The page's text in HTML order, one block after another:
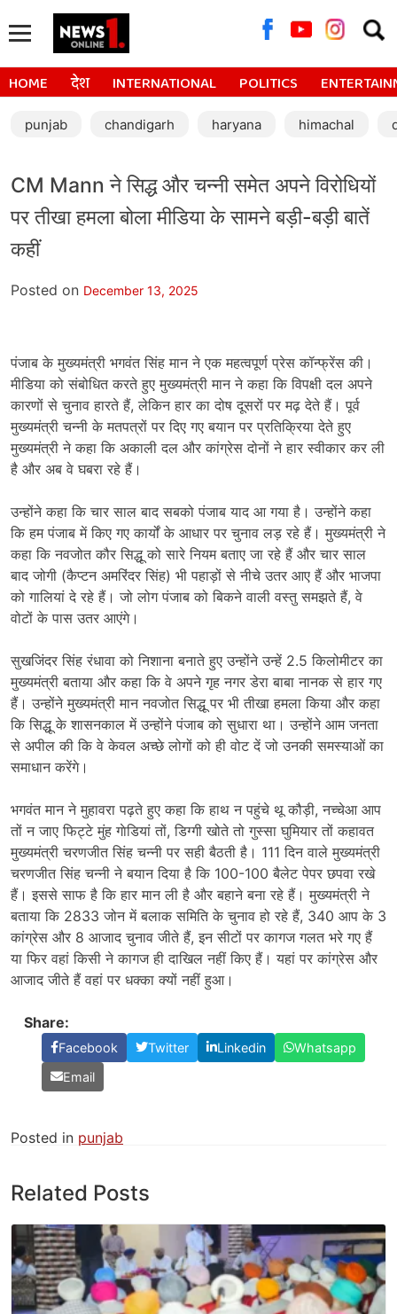
for:
HOME देश INTERNATIONAL POLITICS
punjab chandigarh haryana himachal
CM Mann ने सिद्ध और चन्नी समेत अपने विरोधियों
पर तीखा हमला बोला मीडिया के सामने बड़ी-बड़ी बातें
कहीं
Posted on December 13, 2025
पंजाब के मुख्यमंत्री भगवंत सिंह मान ने एक महत्वपूर्ण प्रेस कॉन्फ्रेंस की।
मीडिया को संबोधित करते हुए मुख्यमंत्री मान ने कहा कि विपक्षी दल अपने
कारणों से चुनाव हारते हैं, लेकिन हार का दोष दूसरों पर मढ़ देते हैं। पूर्व
मुख्यमंत्री चन्नी के मतपत्रों पर दिए गए बयान पर प्रतिक्रिया देते हुए
मुख्यमंत्री ने कहा कि अकाली दल और कांग्रेस दोनों ने हार स्वीकार कर ली
है और अब वे घबरा रहे हैं।
उन्होंने कहा कि चार साल बाद सबको पंजाब याद आ गया है। उन्होंने कहा
कि हम पंजाब में किए गए कार्यों के आधार पर चुनाव लड़ रहे हैं। मुख्यमंत्री ने
कहा कि नवजोत कौर सिद्धू को सारे नियम बताए जा रहे हैं और चार साल
बाद जोगी (कैप्टन अमरिंदर सिंह) भी पहाड़ों से नीचे उतर आए हैं और भाजपा
को गालियां दे रहे हैं। जो लोग पंजाब को बिकने वाली वस्तु समझते हैं, वे
वोटों के पास उतर आएंगे।
सुखजिंदर सिंह रंधावा को निशाना बनाते हुए उन्होंने उन्हें 2.5 किलोमीटर का
मुख्यमंत्री बताया और कहा कि वे अपने गृह नगर डेरा बाबा नानक से हार गए
हैं। उन्होंने मुख्यमंत्री मान नवजोत सिद्धू पर भी तीखा हमला किया और कहा
कि सिद्धू के शासनकाल में उन्होंने पंजाब को सुधारा था। उन्होंने आम जनता
से अपील की कि वे केवल अच्छे लोगों को ही वोट दें जो उनकी समस्याओं का
समाधान करेंगे।
भगवंत मान ने मुहावरा पढ़ते हुए कहा कि हाथ न पहुंचे थू कौड़ी, नच्चेआ आप
तों न जाए फिट्टे मुंह गाेडियां तों, डिग्गी खोते तो गुस्सा घुमियार तों कहावत
मुख्यमंत्री चरणजीत सिंह चन्नी पर सही बैठती है। 111 दिन वाले मुख्यमंत्री
चरणजीत सिंह चन्नी ने बयान दिया है कि 100-100 बैलेट पेपर छपवा रखे
हैं। इससे साफ है कि हार मान ली है और बहाने बना रहे हैं। मुख्यमंत्री ने
बताया कि 2833 जोन में बलाक समिति के चुनाव हो रहे हैं, 340 आप के 3
कांग्रेस और 8 आजाद चुनाव जीते हैं, इन सीटों पर कागज गलत भरे गए हैं
या फिर वहां किसी ने कागज ही दाखिल नहीं किए हैं। यहां पर कांग्रेस और
आजाद जीते हैं वहां पर धक्का क्यों नहीं हुआ।
Share:
Facebook Twitter Linkedin
Whatsapp
Email
Posted in punjab
Related Posts